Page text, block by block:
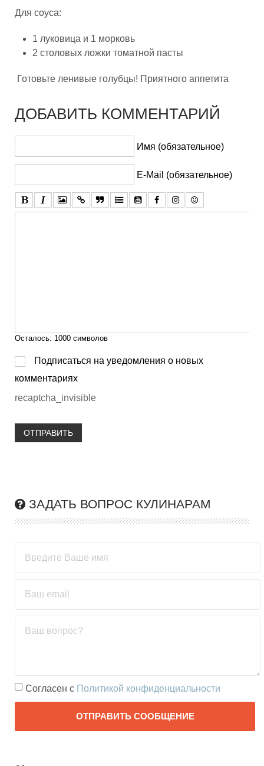
Для соуса:
1 луковица и 1 морковь
2 столовых ложки томатной пасты
Готовьте ленивые голубцы! Приятного аппетита
ДОБАВИТЬ КОММЕНТАРИЙ
Имя (обязательное)
E-Mail (обязательное)
Осталось: 1000 символов
Подписаться на уведомления о новых
комментариях
recaptcha_invisible
ОТПРАВИТЬ
ЗАДАТЬ ВОПРОС КУЛИНАРАМ
Terms
Согласен с Политикой конфиденциальности
ОТПРАВИТЬ СООБЩЕНИЕ